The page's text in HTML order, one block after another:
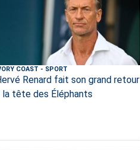
COAST - SPORT
Renard fait son grand retour
la tête des Éléphants